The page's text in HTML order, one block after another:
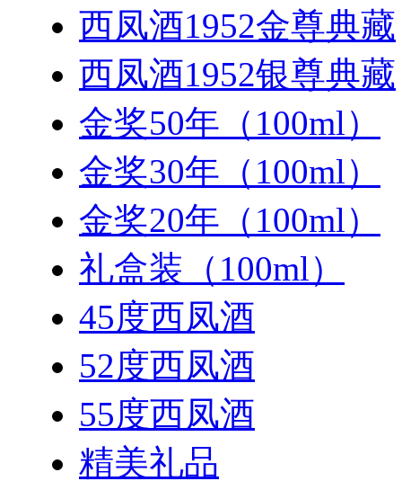
西凤酒1952金尊典藏
西凤酒1952银尊典藏
金奖50年（100ml）
金奖30年（100ml）
金奖20年（100ml）
礼盒装（100ml）
45度西凤酒
52度西凤酒
55度西凤酒
精美礼品